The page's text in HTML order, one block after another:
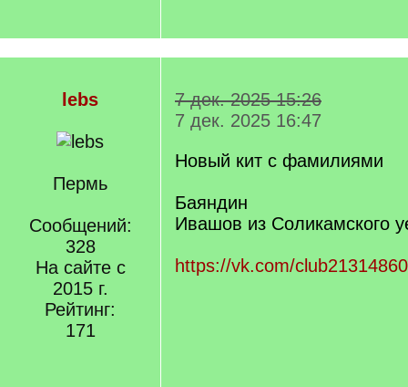
lebs
Пермь
Сообщений:
328
На сайте с
2015 г.
Рейтинг:
171
7 дек. 2025 15:26
7 дек. 2025 16:47
Новый кит с фамилиями
Баяндин
Ивашов из Соликамского
https://vk.com/